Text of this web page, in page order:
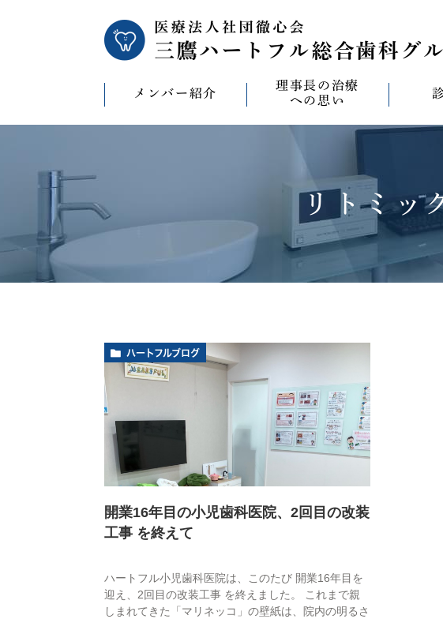
メンバー紹介
理事長の治療
への思い
CAD/CAM（オールセラミック治
療）への思い
バイコンインプラントへの思い
マウスピース型矯正装置（イン
ビザライン）への思い
診療案
セラミ
無菌化
インプ
リトミッ
ハートフルブログ
開業16年目の小児歯科医院、2回目の改装
工事 を終えて
ハートフル小児歯科医院は、このたび 開業16年目を
迎え、2回目の改装工事 を終えました。 これまで親
しまれてきた「マリネッコ」の壁紙は、院内の明るさ